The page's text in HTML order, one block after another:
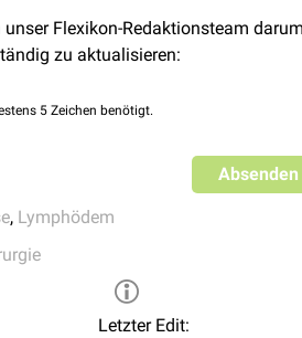
Flexikon-Redaktionsteam
zu aktualisieren:
5 Zeichen benötigt.
Absenden
, Lymphödem
Letzter Edit: